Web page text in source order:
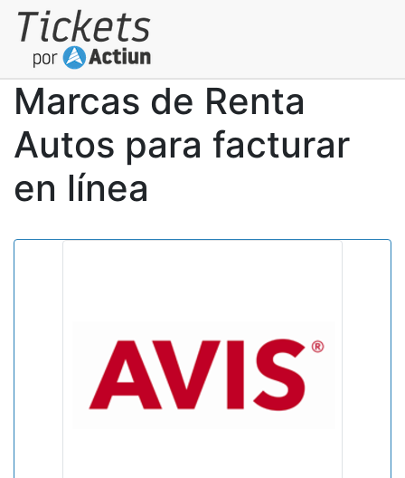
Marcas de Renta
Autos para facturar
en línea